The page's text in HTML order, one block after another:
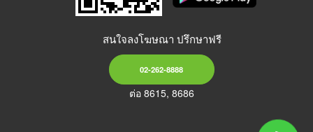
สนใจลงโฆษณา ปรึกษาฟรี
02-262-8888
ต่อ 8615, 8686